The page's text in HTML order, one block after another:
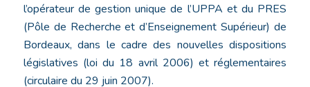
l’opérateur de gestion unique de l’UPPA et du PRES
(Pôle de Recherche et d’Enseignement Supérieur) de
Bordeaux, dans le cadre des nouvelles dispositions
législatives (loi du 18 avril 2006) et réglementaires
(circulaire du 29 juin 2007).